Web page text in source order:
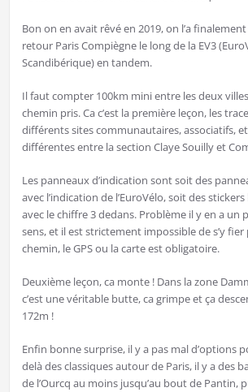
Bon on en avait rêvé en 2019, on l’a finalement
retour Paris Compiègne le long de la EV3
Scandibérique) en tandem.
Il faut compter 100km mini entre les deux
chemin pris. Ca c’est la première leçon, les
différents sites communautaires, associatifs,
différentes entre la section Claye Souilly et
Les panneaux d’indication sont soit des
avec l’indication de l’EuroVélo, soit des stickers
avec le chiffre 3 dedans. Problème il y en a un
sens, et il est strictement impossible de s’y
chemin, le GPS ou la carte est obligatoire.
Deuxième leçon, ca monte ! Dans la zone
c’est une véritable butte, ca grimpe et ça
172m !
Enfin bonne surprise, il y a pas mal d’options
delà des classiques autour de Paris, il y a des
de l’Ourcq au moins jusqu’au bout de Pantin,